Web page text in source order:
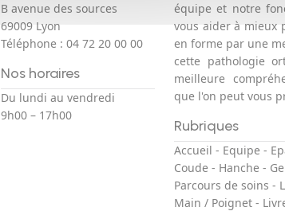
B avenue des sources
69009 Lyon
Téléphone : 04 72 20 00 00
Nos horaires
Du lundi au vendredi
9h00 – 17h00
équipe et notre
vous aider à mieux
en forme par une
cette pathologie
meilleure
que l'on peut vous
Rubriques
Accueil - Equipe -
Coude - Hanche -
Parcours de soins -
Main / Poignet -